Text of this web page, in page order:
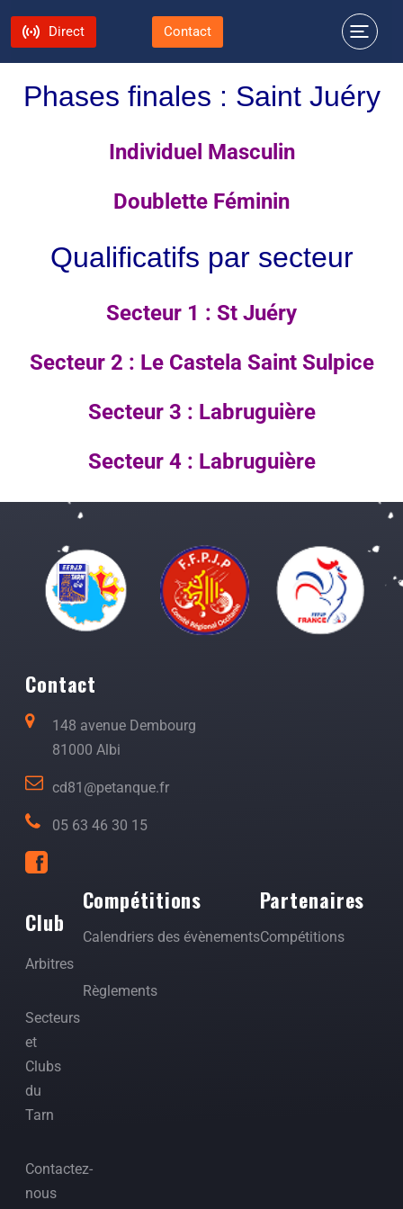
Direct Contact
Phases finales : Saint Juéry
Individuel Masculin
Doublette Féminin
Qualificatifs par secteur
Secteur 1 : St Juéry
Secteur 2 : Le Castela Saint Sulpice
Secteur 3 : Labruguière
Secteur 4 : Labruguière
Contact
148 avenue Dembourg
81000 Albi
cd81@petanque.fr
05 63 46 30 15
Club
Arbitres
Secteurs
et
Clubs
du
Tarn
Contactez-
nous
Compétitions
Calendriers des évènements
Règlements
Partenaires
Compétitions